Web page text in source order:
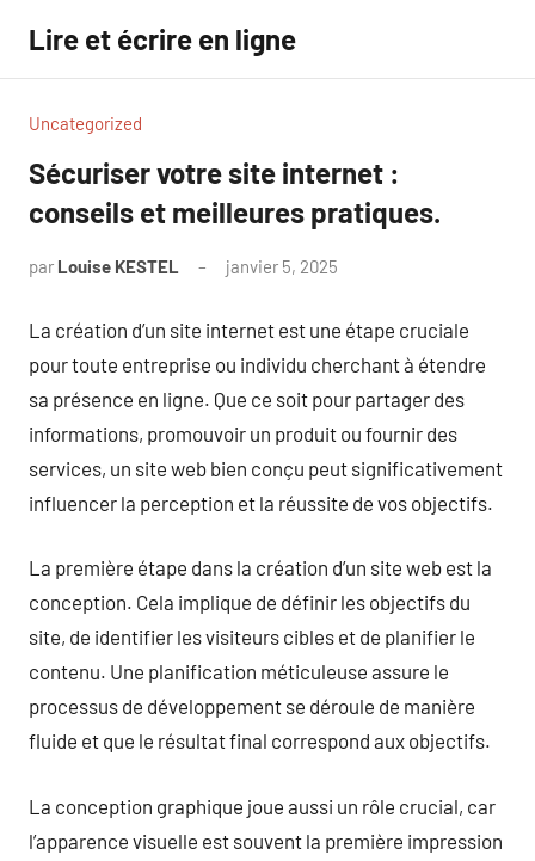
contenu
Lire et écrire en ligne
Uncategorized
Sécuriser votre site internet :
conseils et meilleures pratiques.
par Louise KESTEL janvier 5, 2025
La création d’un site internet est une étape cruciale
pour toute entreprise ou individu cherchant à étendre
sa présence en ligne. Que ce soit pour partager des
informations, promouvoir un produit ou fournir des
services, un site web bien conçu peut significativement
influencer la perception et la réussite de vos objectifs.
La première étape dans la création d’un site web est la
conception. Cela implique de définir les objectifs du
site, de identifier les visiteurs cibles et de planifier le
contenu. Une planification méticuleuse assure le
processus de développement se déroule de manière
fluide et que le résultat final correspond aux objectifs.
La conception graphique joue aussi un rôle crucial, car
l’apparence visuelle est souvent la première impression